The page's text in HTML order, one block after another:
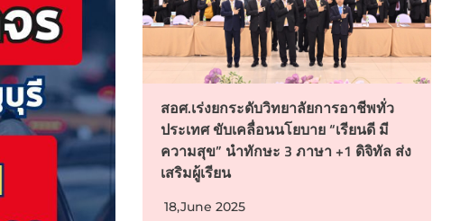
สอศ.เร่งยกระดับวิทยาลัยการอาชีพทั่ว
ประเทศ ขับเคลื่อนนโยบาย “เรียนดี มี
ความสุข” นำทักษะ 3 ภาษา +1 ดิจิทัล ส่ง
เสริมผู้เรียน
18,June 2025